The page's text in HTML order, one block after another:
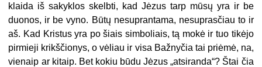
klaida iš sakyklos skelbti, kad Jėzus tarp mūsų yra ir be
duonos, ir be vyno. Būtų nesuprantama, nesuprasčiau to ir
aš. Kad Kristus yra po šiais simboliais, tą mokė ir tuo tikėjo
pirmieji krikščionys, o vėliau ir visa Bažnyčia tai priėmė, na,
vienaip ar kitaip. Bet kokiu būdu Jėzus „atsiranda“? Štai čia